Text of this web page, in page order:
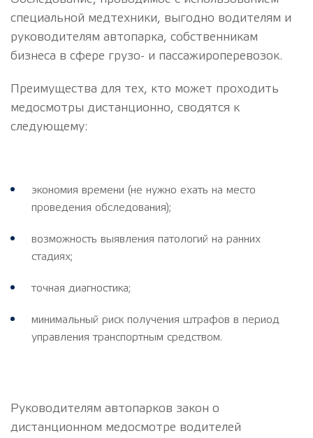
специальной медтехники, выгодно водителям и
руководителям автопарка, собственникам
бизнеса в сфере грузо- и пассажироперевозок.
Преимущества для тех, кто может проходить
медосмотры дистанционно, сводятся к
следующему:
экономия времени (не нужно ехать на место
проведения обследования);
возможность выявления патологий на ранних
стадиях;
точная диагностика;
минимальный риск получения штрафов в период
управления транспортным средством.
Руководителям автопарков закон о
дистанционном медосмотре водителей